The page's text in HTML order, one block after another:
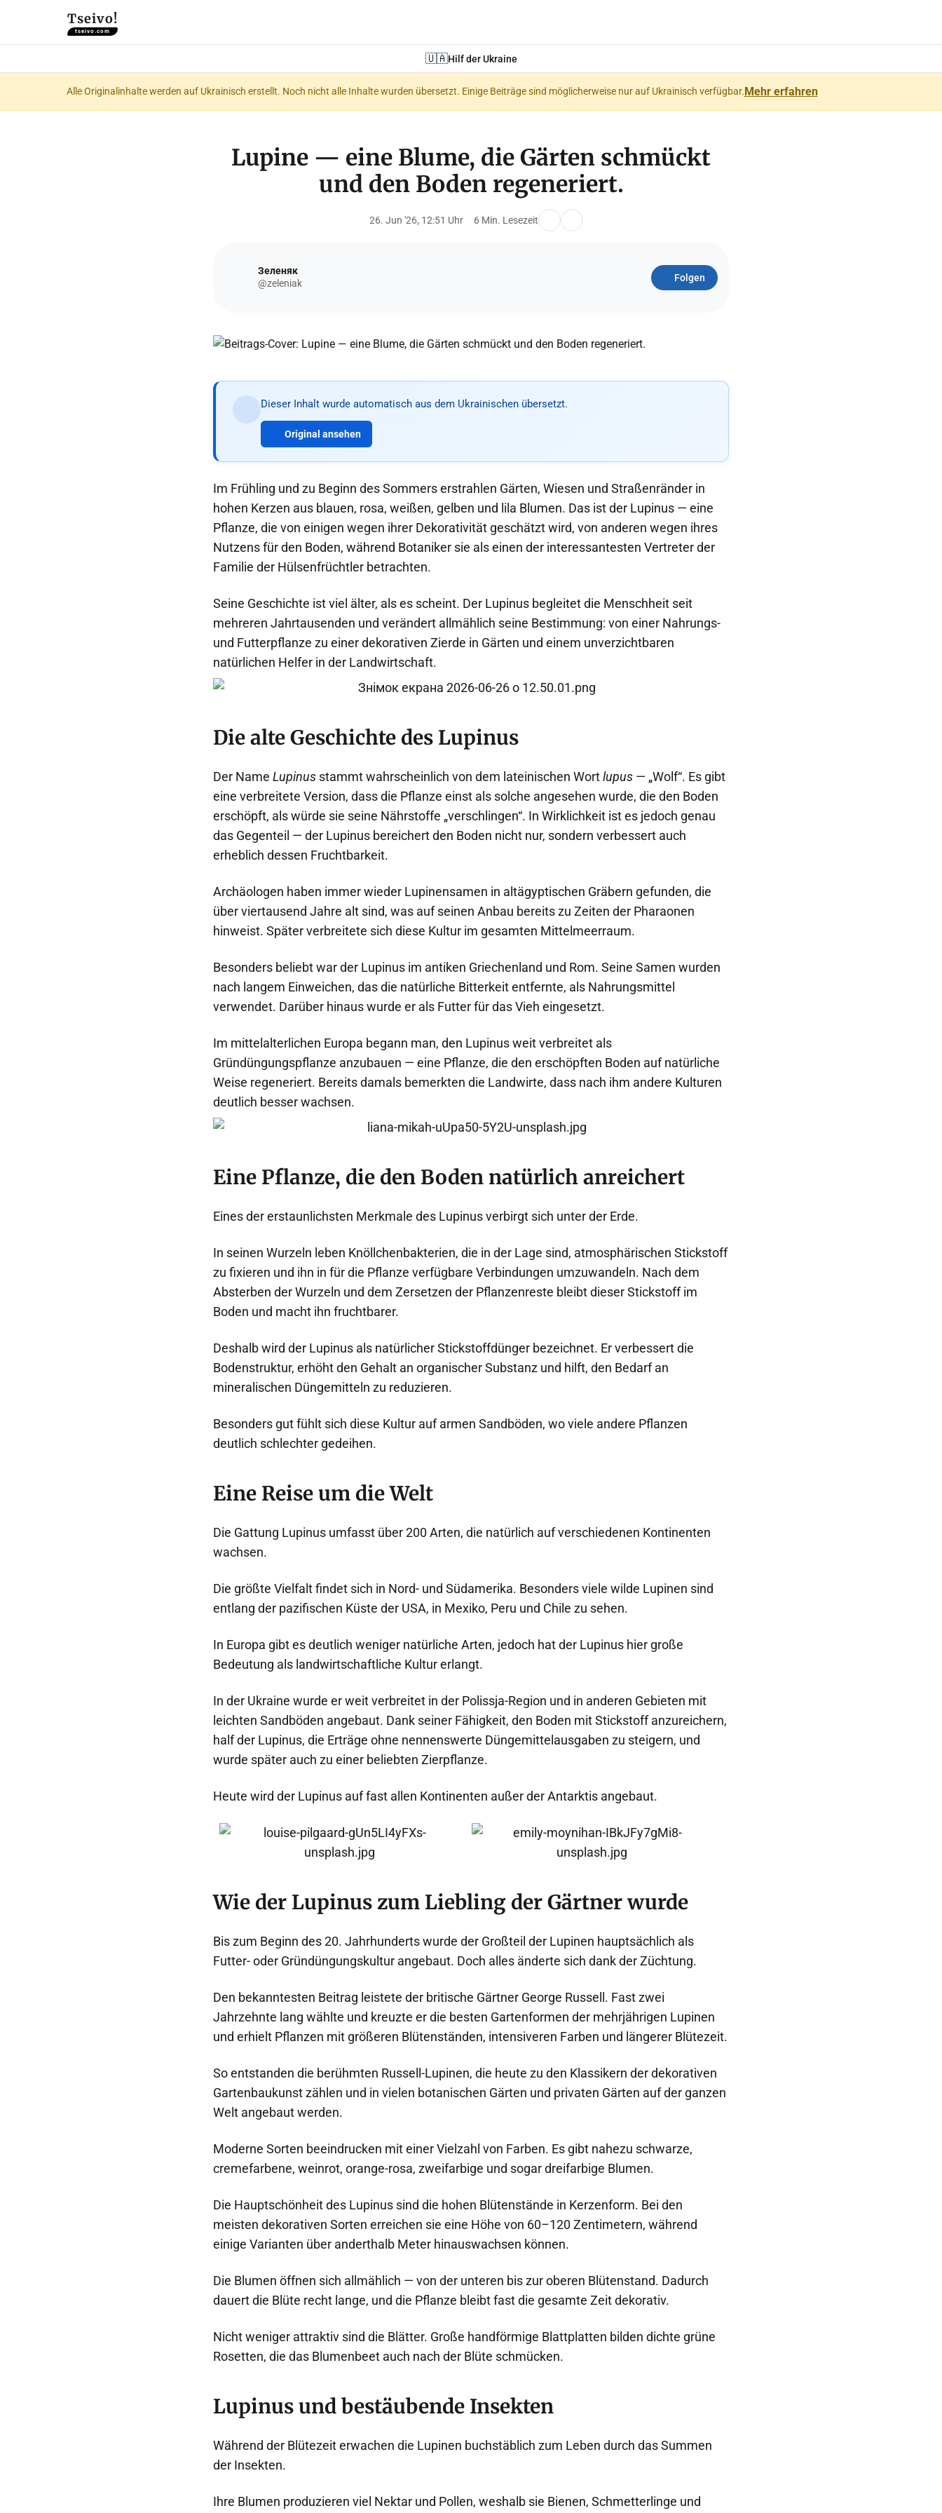
Tseivo!
tseivo.com
🇺🇦Hilf der Ukraine
Alle Originalinhalte werden auf Ukrainisch erstellt. Noch nicht alle Inhalte wurden übersetzt. Einige Beiträge sind möglicherweise nur auf Ukrainisch verfügbar.Mehr erfahren
Lupine — eine Blume, die Gärten schmückt
und den Boden regeneriert.
26. Jun '26, 12:51 Uhr 6 Min. Lesezeit
Зеленяк
@zeleniak
Folgen
Dieser Inhalt wurde automatisch aus dem Ukrainischen übersetzt.
Original ansehen
Im Frühling und zu Beginn des Sommers erstrahlen Gärten, Wiesen und Straßenränder in
hohen Kerzen aus blauen, rosa, weißen, gelben und lila Blumen. Das ist der Lupinus — eine
Pflanze, die von einigen wegen ihrer Dekorativität geschätzt wird, von anderen wegen ihres
Nutzens für den Boden, während Botaniker sie als einen der interessantesten Vertreter der
Familie der Hülsenfrüchtler betrachten.
Seine Geschichte ist viel älter, als es scheint. Der Lupinus begleitet die Menschheit seit
mehreren Jahrtausenden und verändert allmählich seine Bestimmung: von einer Nahrungs-
und Futterpflanze zu einer dekorativen Zierde in Gärten und einem unverzichtbaren
natürlichen Helfer in der Landwirtschaft.
Die alte Geschichte des Lupinus
Der Name Lupinus stammt wahrscheinlich von dem lateinischen Wortlupus — „Wolf“. Es gibt
eine verbreitete Version, dass die Pflanze einst als solche angesehen wurde, die den Boden
erschöpft, als würde sie seine Nährstoffe „verschlingen“. In Wirklichkeit ist es jedoch genau
das Gegenteil — der Lupinus bereichert den Boden nicht nur, sondern verbessert auch
erheblich dessen Fruchtbarkeit.
Archäologen haben immer wieder Lupinensamen in altägyptischen Gräbern gefunden, die
über viertausend Jahre alt sind, was auf seinen Anbau bereits zu Zeiten der Pharaonen
hinweist. Später verbreitete sich diese Kultur im gesamten Mittelmeerraum.
Besonders beliebt war der Lupinus im antiken Griechenland und Rom. Seine Samen wurden
nach langem Einweichen, das die natürliche Bitterkeit entfernte, als Nahrungsmittel
verwendet. Darüber hinaus wurde er als Futter für das Vieh eingesetzt.
Im mittelalterlichen Europa begann man, den Lupinus weit verbreitet als
Gründüngungspflanze anzubauen — eine Pflanze, die den erschöpften Boden auf natürliche
Weise regeneriert. Bereits damals bemerkten die Landwirte, dass nach ihm andere Kulturen
deutlich besser wachsen.
Eine Pflanze, die den Boden natürlich anreichert
Eines der erstaunlichsten Merkmale des Lupinus verbirgt sich unter der Erde.
In seinen Wurzeln leben Knöllchenbakterien, die in der Lage sind, atmosphärischen Stickstoff
zu fixieren und ihn in für die Pflanze verfügbare Verbindungen umzuwandeln. Nach dem
Absterben der Wurzeln und dem Zersetzen der Pflanzenreste bleibt dieser Stickstoff im
Boden und macht ihn fruchtbarer.
Deshalb wird der Lupinus als natürlicher Stickstoffdünger bezeichnet. Er verbessert die
Bodenstruktur, erhöht den Gehalt an organischer Substanz und hilft, den Bedarf an
mineralischen Düngemitteln zu reduzieren.
Besonders gut fühlt sich diese Kultur auf armen Sandböden, wo viele andere Pflanzen
deutlich schlechter gedeihen.
Eine Reise um die Welt
Die Gattung Lupinus umfasst über 200 Arten, die natürlich auf verschiedenen Kontinenten
wachsen.
Die größte Vielfalt findet sich in Nord- und Südamerika. Besonders viele wilde Lupinen sind
entlang der pazifischen Küste der USA, in Mexiko, Peru und Chile zu sehen.
In Europa gibt es deutlich weniger natürliche Arten, jedoch hat der Lupinus hier große
Bedeutung als landwirtschaftliche Kultur erlangt.
In der Ukraine wurde er weit verbreitet in der Polissja-Region und in anderen Gebieten mit
leichten Sandböden angebaut. Dank seiner Fähigkeit, den Boden mit Stickstoff anzureichern,
half der Lupinus, die Erträge ohne nennenswerte Düngemittelausgaben zu steigern, und
wurde später auch zu einer beliebten Zierpflanze.
Heute wird der Lupinus auf fast allen Kontinenten außer der Antarktis angebaut.
Wie der Lupinus zum Liebling der Gärtner wurde
Bis zum Beginn des 20. Jahrhunderts wurde der Großteil der Lupinen hauptsächlich als
Futter- oder Gründüngungskultur angebaut. Doch alles änderte sich dank der Züchtung.
Den bekanntesten Beitrag leistete der britische Gärtner George Russell. Fast zwei
Jahrzehnte lang wählte und kreuzte er die besten Gartenformen der mehrjährigen Lupinen
und erhielt Pflanzen mit größeren Blütenständen, intensiveren Farben und längerer Blütezeit.
So entstanden die berühmten Russell-Lupinen, die heute zu den Klassikern der dekorativen
Gartenbaukunst zählen und in vielen botanischen Gärten und privaten Gärten auf der ganzen
Welt angebaut werden.
Moderne Sorten beeindrucken mit einer Vielzahl von Farben. Es gibt nahezu schwarze,
cremefarbene, weinrot, orange-rosa, zweifarbige und sogar dreifarbige Blumen.
Die Hauptschönheit des Lupinus sind die hohen Blütenstände in Kerzenform. Bei den
meisten dekorativen Sorten erreichen sie eine Höhe von 60–120 Zentimetern, während
einige Varianten über anderthalb Meter hinauswachsen können.
Die Blumen öffnen sich allmählich — von der unteren bis zur oberen Blütenstand. Dadurch
dauert die Blüte recht lange, und die Pflanze bleibt fast die gesamte Zeit dekorativ.
Nicht weniger attraktiv sind die Blätter. Große handförmige Blattplatten bilden dichte grüne
Rosetten, die das Blumenbeet auch nach der Blüte schmücken.
Lupinus und bestäubende Insekten
Während der Blütezeit erwachen die Lupinen buchstäblich zum Leben durch das Summen
der Insekten.
Ihre Blumen produzieren viel Nektar und Pollen, weshalb sie Bienen, Schmetterlinge und